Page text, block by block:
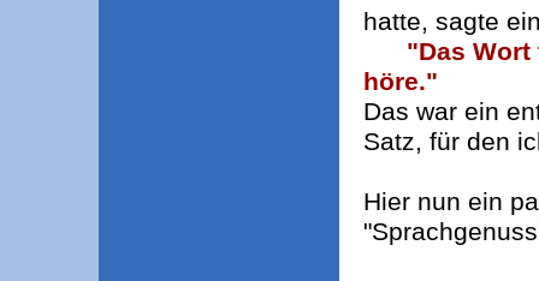
hatte, sagte
"Das
höre."
Das war ein
Satz, für den
Hier nun ein